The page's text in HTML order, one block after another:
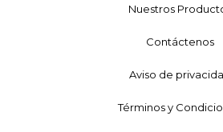
Nuestros
Contáctenos
Aviso de
Términos y